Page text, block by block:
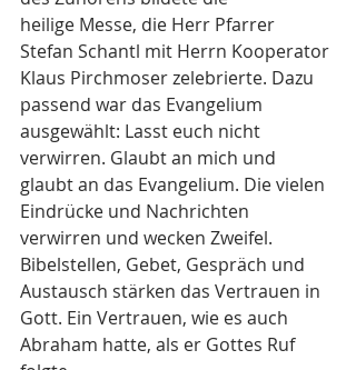
heilige Messe, die Herr Pfarrer
Stefan Schantl mit Herrn Kooperator
Klaus Pirchmoser zelebrierte. Dazu
passend war das Evangelium
ausgewählt: Lasst euch nicht
verwirren. Glaubt an mich und
glaubt an das Evangelium. Die vielen
Eindrücke und Nachrichten
verwirren und wecken Zweifel.
Bibelstellen, Gebet, Gespräch und
Austausch stärken das Vertrauen in
Gott. Ein Vertrauen, wie es auch
Abraham hatte, als er Gottes Ruf